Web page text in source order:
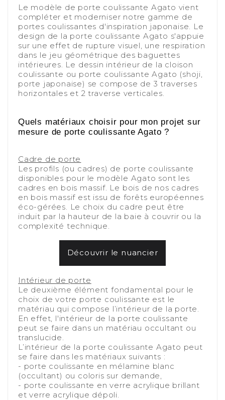
Le modèle de porte coulissante Agato vient
compléter et moderniser notre gamme de
portes coulissantes d'inspiration japonaise. Le
design de la porte coulissante Agato s'appuie
sur une effet de rupture visuel, une respiration
dans le jeu géométrique des baguettes
intérieures. Le dessin intérieur de la cloison
coulissante ou porte coulissante Agato (shoji,
porte japonaise) se compose de 3 traverses
horizontales et 2 traverse verticales.
Quels matériaux choisir pour mon projet sur
mesure de porte coulissante Agato ?
Cadre de porte
Les profils (ou cadres) de porte coulissante
disponibles pour le modèle Agato sont les
cadres en bois massif. Le bois de nos cadres
en bois massif est issu de forêts européennes
éco-gérées. Le choix du cadre peut être
induit par la hauteur de la baie à couvrir ou la
complexité technique.
Découvrir le nuancier
Intérieur de porte
Le deuxième élément fondamental pour le
choix de votre porte coulissante est le
matériau qui compose l’intérieur de la porte.
En effet, l'intérieur de la porte coulissante
peut se faire dans un matériau occultant ou
translucide.
L’intérieur de la porte coulissante Agato peut
se faire dans les matériaux suivants :
- porte coulissante en mélamine blanc
(occultant) ou coloris sur demande,
- porte coulissante en verre acrylique brillant
et verre acrylique dépoli.